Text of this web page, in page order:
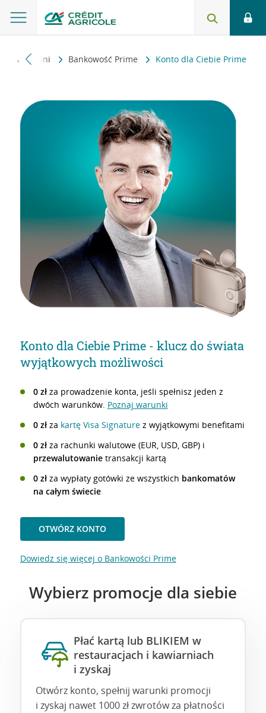
Bankowość Prime Konto dla Ciebie Prime
Konto dla Ciebie Prime - klucz do świata
wyjątkowych możliwości
0 złza prowadzenie konta, jeśli spełnisz jeden z
dwóch warunków. Poznaj warunki
0 złza kartę Visa Signaturez wyjątkowymi benefitami
0 złza rachunki walutowe (EUR, USD, GBP) i
przewalutowanietransakcji kartą
0 złza wypłaty gotówki ze wszystkich bankomatów
na całym świecie
OTWÓRZ KONTO
Dowiedz się więcej o Bankowości Prime
Wybierz promocje dla siebie
Płać kartą lub BLIKIEM w
restauracjach i kawiarniach
i zyskaj
Otwórz konto, spełnij warunki promocji
i zyskaj nawet 1000 zł zwrotów za płatności